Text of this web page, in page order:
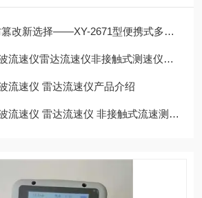
选择——XY-2671型便携式多普勒流速流量仪介绍
速仪雷达流速仪非接触式测速仪介绍
流速仪 雷达流速仪产品介绍
速仪 雷达流速仪 非接触式流速测量仪介绍